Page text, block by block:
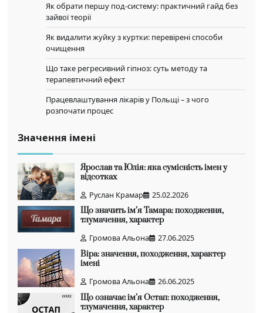
Як обрати першу под-систему: практичний гайд без
зайвої теорії
Як видалити жуйку з куртки: перевірені способи
очищення
Що таке регресивний гіпноз: суть методу та
терапевтичний ефект
Працевлаштування лікарів у Польщі – з чого
розпочати процес
Значення імені
Ярослав та Юлія: яка сумісність імен у
відсотках
Руслан Крамар
25.02.2026
Що значить ім’я Тамара: походження,
тлумачення, характер
Громова Альона
27.06.2025
Віра: значення, походження, характер
імені
Громова Альона
26.06.2025
Що означає ім’я Остап: походження,
тлумачення, характер